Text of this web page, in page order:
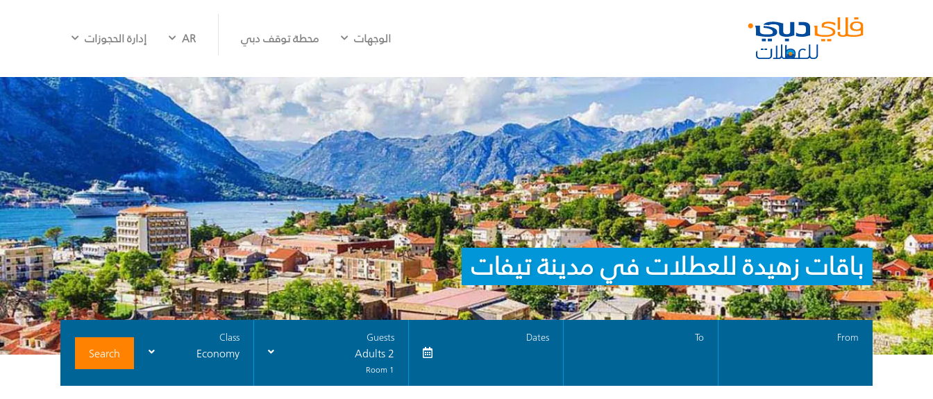
الوجهات محطة توقف دبي AR إدارة الحجوزات
باقات زهيدة للعطلات في مدينة تيفات
From
To
Dates
Guests
2 Adults
1 Room
Class
Economy
Search